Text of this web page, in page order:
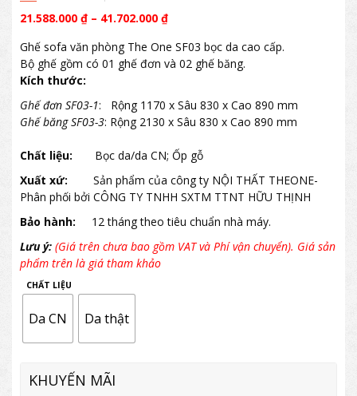
21.588.000 ₫ – 41.702.000 ₫
Ghế sofa văn phòng The One SF03 bọc da cao cấp.
Bộ ghế gồm có 01 ghế đơn và 02 ghế băng.
Kích thước:
Ghế đơn SF03-1: Rộng 1170 x Sâu 830 x Cao 890 mm
Ghế băng SF03-3: Rộng 2130 x Sâu 830 x Cao 890 mm
Chất liệu:
Bọc da/da CN; Ốp gỗ
Xuất xứ:
Sản phẩm của công ty NỘI THẤT THEONE-
Phân phối bởi CÔNG TY TNHH SXTM TTNT HỮU THỊNH
Bảo hành:
12 tháng theo tiêu chuẩn nhà máy.
Lưu ý: (Giá trên chưa bao gồm VAT và Phí vận chuyển). Giá sản
phẩm trên là giá tham khảo
CHẤT LIỆU
Da CN Da thật
KHUYẾN MÃI